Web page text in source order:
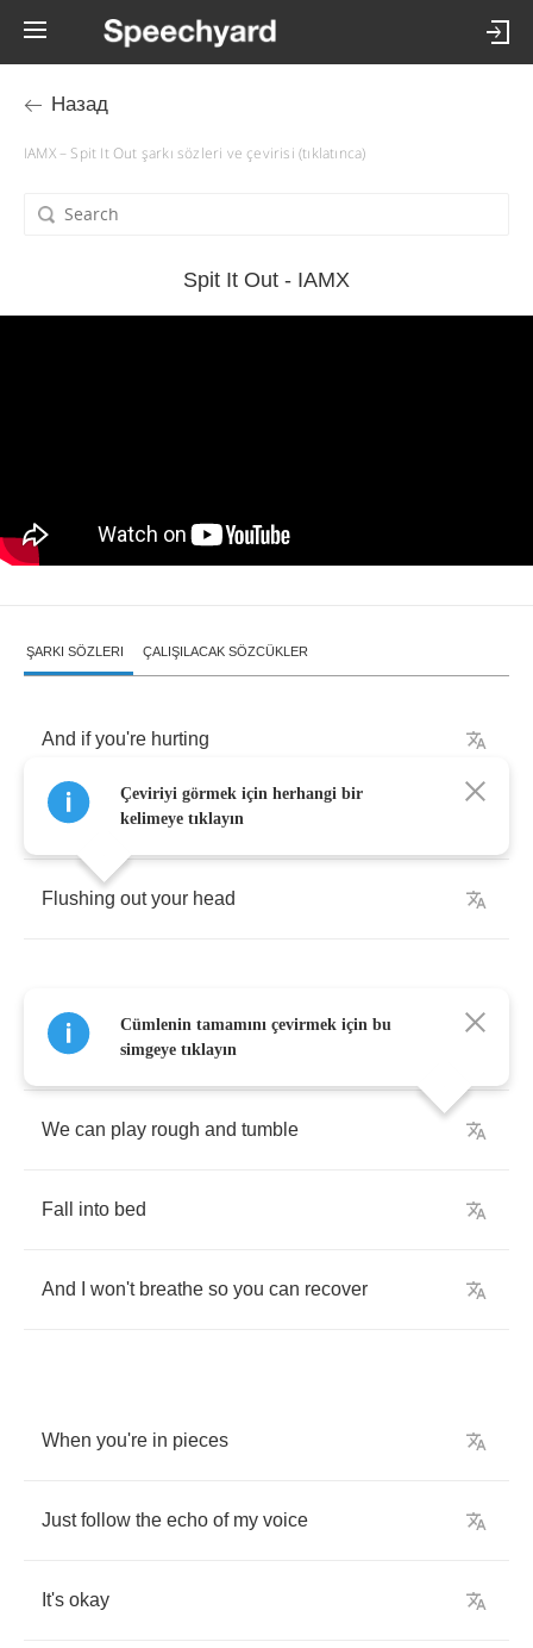
Назад
IAMX – Spit It Out şarkı sözleri ve çevirisi (tıklatınca)
Spit It Out - IAMX
ŞARKI SÖZLERI ÇALIŞILACAK SÖZCÜKLER
And if you're hurting
will replace the noise with
Flushing out your head
If you like it violent
We can play rough and tumble
Fall into bed
And won't breathe so you can recover
When you're in pieces
Just follow the echo of my voice
It's okay
Çeviriyi görmek için herhangi bir
kelimeye tıklayın
Cümlenin tamamını çevirmek için bu
simgeye tıklayın